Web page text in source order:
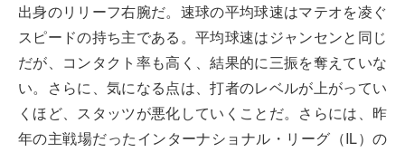
出身のリリーフ右腕だ。速球の平均球速はマテオを凌ぐ
スピードの持ち主である。平均球速はジャンセンと同じ
だが、コンタクト率も高く、結果的に三振を奪えていな
い。さらに、気になる点は、打者のレベルが上がってい
くほど、スタッツが悪化していくことだ。さらには、昨
年の主戦場だったインターナショナル・リーグ（IL）の